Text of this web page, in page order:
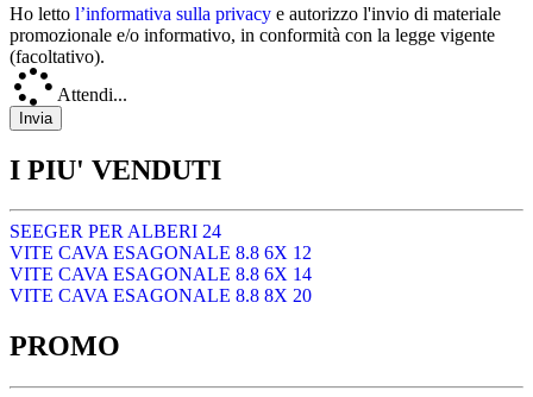
Ho letto l’informativa sulla privacy e autorizzo l'invio di materiale
promozionale e/o informativo, in conformità con la legge vigente
(facoltativo).
Attendi...
I PIU' VENDUTI
SEEGER PER ALBERI 24
VITE CAVA ESAGONALE 8.8 6X 12
VITE CAVA ESAGONALE 8.8 6X 14
VITE CAVA ESAGONALE 8.8 8X 20
PROMO